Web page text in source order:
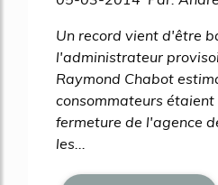
Un record vient d'être
l'administrateur
Raymond Chabot
consommateurs étaient
fermeture de l'agence
les...